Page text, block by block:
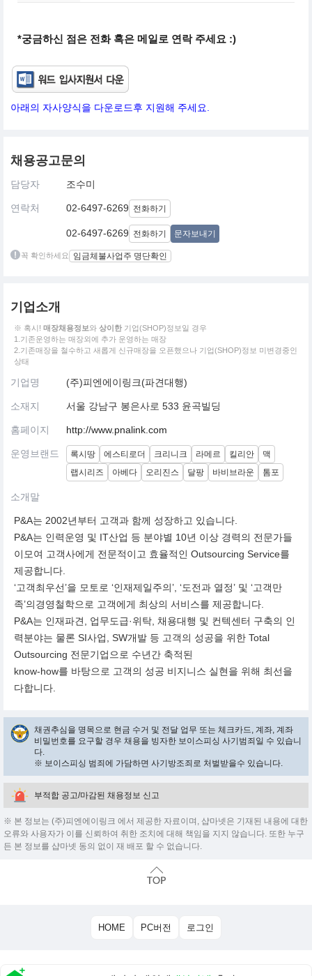
*궁금하신 점은 전화 혹은 메일로 연락 주세요 :)
아래의 자사양식을 다운로드후 지원해 주세요.
채용공고문의
담당자 조수미
연락처 02-6497-6269 전화하기
02-6497-6269 전화하기 문자보내기
꼭 확인하세요 임금체불사업주 명단확인
기업소개
※ 혹시! 매장채용정보와 상이한 기업(SHOP)정보일 경우
1.기존운영하는 매장외에 추가 운영하는 매장
2.기존매장을 철수하고 새롭게 신규매장을 오픈했으나 기업(SHOP)정보 미변경중인
상태
기업명 (주)피엔에이링크(파견대행)
소재지 서울 강남구 봉은사로 533 윤곡빌딩
홈페이지 http://www.pnalink.com
운영브랜드 록시땅 에스티로더 크리니크 라메르 킬리안
맥
랩시리즈
아베다 오리진스 달팡 바비브라운 톰포
소개말
P&A는 2002년부터 고객과 함께 성장하고 있습니다.
P&A는 인력운영 및 IT산업 등 분야별 10년 이상 경력의 전문가들
이모여 고객사에게 전문적이고 효율적인 Outsourcing Service를
제공합니다.
‘고객최우선’을 모토로 ‘인재제일주의’, ‘도전과 열정’ 및 ‘고객만
족’의경영철학으로 고객에게 최상의 서비스를 제공합니다.
P&A는 인재파견, 업무도급·위탁, 채용대행 및 컨텍센터 구축의 인
력분야는 물론 SI사업, SW개발 등 고객의 성공을 위한 Total
Outsourcing 전문기업으로 수년간 축적된
know-how를 바탕으로 고객의 성공 비지니스 실현을 위해 최선을
다합니다.
채권추심을 명목으로 현금 수거 및 전달 업무 또는 체크카드, 계좌, 계좌
비밀번호를 요구할 경우 채용을 빙자한 보이스피싱 사기범죄일 수 있습니
다.
※ 보이스피싱 범죄에 가담하면 사기방조죄로 처벌받을수 있습니다.
부적합 공고/마감된 채용정보 신고
※ 본 정보는 (주)피엔에이링크 에서 제공한 자료이며, 샵마넷은 기재된 내용에 대한
오류와 사용자가 이를 신뢰하여 취한 조치에 대해 책임을 지지 않습니다. 또한 누구
든 본 정보를 샵마넷 동의 없이 재 배포 할 수 없습니다.
HOME PC버전 로그인